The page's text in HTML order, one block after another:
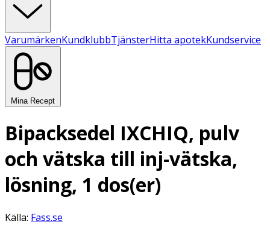
VarumärkenKundklubbTjänsterHitta apotekKundservice
Mina Recept
Bipacksedel IXCHIQ, pulv
och vätska till inj-vätska,
lösning, 1 dos(er)
Källa: Fass.se